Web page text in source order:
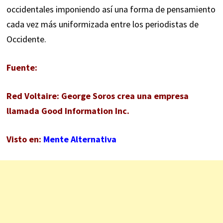
occidentales imponiendo así una forma de pensamiento
‎cada vez más uniformizada entre los periodistas de
Occidente. ‎
Fuente:
Red Voltaire: George Soros crea una empresa
llamada ‎Good Information Inc.
Visto en: Mente Alternativa‎